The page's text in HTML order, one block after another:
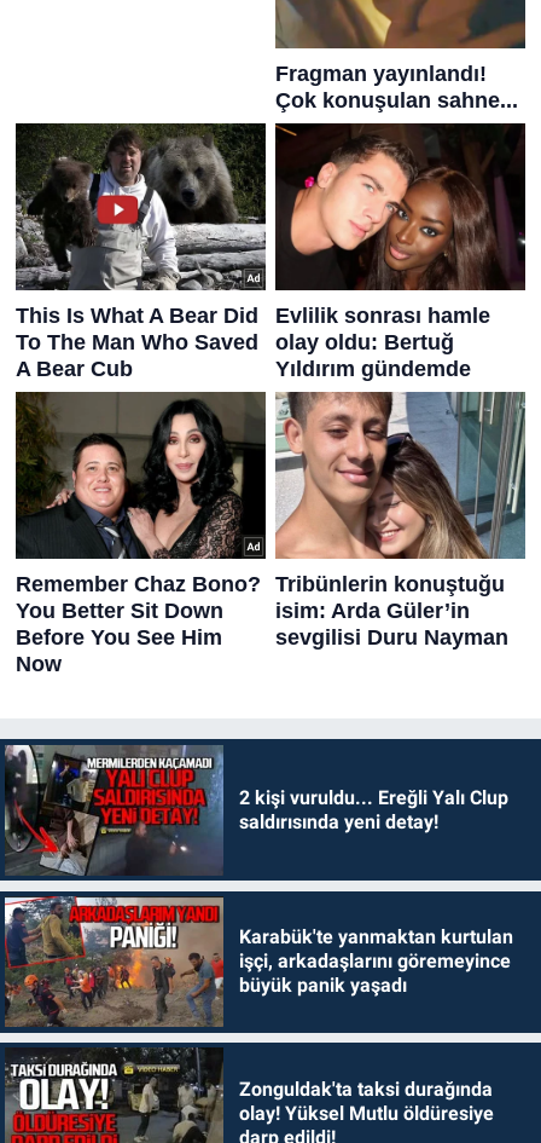
2 kişi vuruldu... Ereğli Yalı Clup
saldırısında yeni detay!
Karabük'te yanmaktan kurtulan
işçi, arkadaşlarını göremeyince
büyük panik yaşadı
Zonguldak'ta taksi durağında
olay! Yüksel Mutlu öldüresiye
darp edildi!